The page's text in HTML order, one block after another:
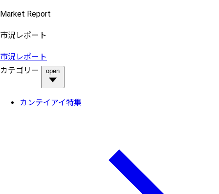
Market Report
市況レポート
市況レポート
カテゴリー
open
カンテイアイ特集